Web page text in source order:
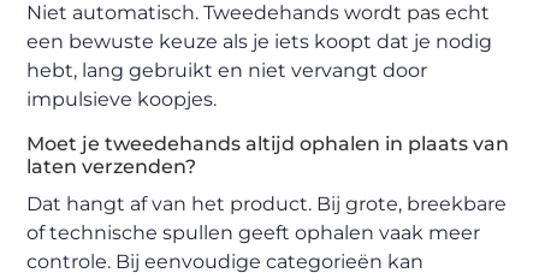
Niet automatisch. Tweedehands wordt pas echt
een bewuste keuze als je iets koopt dat je nodig
hebt, lang gebruikt en niet vervangt door
impulsieve koopjes.
Moet je tweedehands altijd ophalen in plaats van
laten verzenden?
Dat hangt af van het product. Bij grote, breekbare
of technische spullen geeft ophalen vaak meer
controle. Bij eenvoudige categorieën kan